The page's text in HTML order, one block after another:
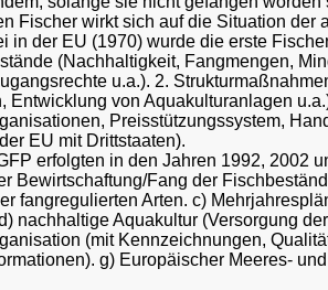
Fischer wirkt sich auf die Situation der
in der EU (1970) wurde die erste
(Nachhaltigkeit, Fangmengen,
u.a.). 2.
Entwicklung von Aquakulturanlagen
Preisstützungssystem,
EU mit Drittstaaten).
erfolgten in den Jahren 1992, 2002
Bewirtschaftung/Fang der
fangregulierten Arten. c)
nachhaltige Aquakultur (Versorgung
(mit Kennzeichnungen,
g) Europäischer Meeres-